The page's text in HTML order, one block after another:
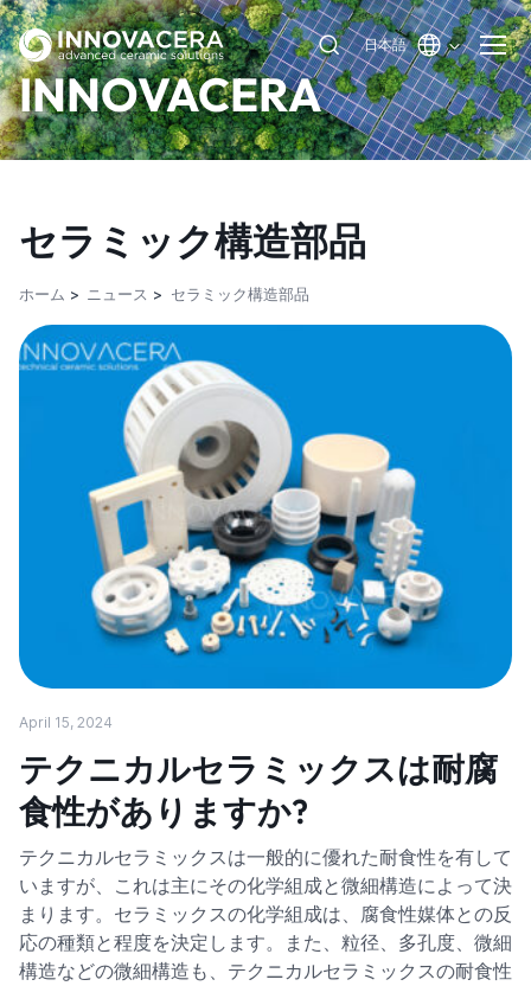
日本語
INNOVACERA
セラミック構造部品
ホーム ニュース セラミック構造部品
April 15, 2024
テクニカルセラミックスは耐腐
食性がありますか?
テクニカルセラミックスは一般的に優れた耐食性を有して
いますが、これは主にその化学組成と微細構造によって決
まります。セラミックスの化学組成は、腐食性媒体との反
応の種類と程度を決定します。また、粒径、多孔度、微細
構造などの微細構造も、テクニカルセラミックスの耐食性